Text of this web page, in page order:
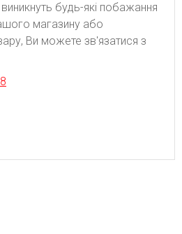
будь-які побажання
магазину або
Ви можете зв'язатися з